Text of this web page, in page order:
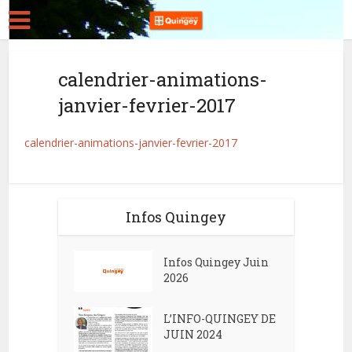
calendrier-animations-
janvier-fevrier-2017
calendrier-animations-janvier-fevrier-2017
Infos Quingey
Infos Quingey Juin
2026
L’INFO-QUINGEY DE
JUIN 2024